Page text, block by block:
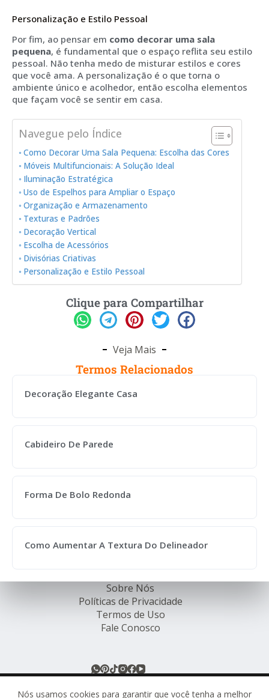
Nós usamos cookies para garantir que você tenha a melhor
Personalização e Estilo Pessoal
Por fim, ao pensar em como decorar uma sala
pequena, é fundamental que o espaço reflita seu estilo
pessoal. Não tenha medo de misturar estilos e cores
que você ama. A personalização é o que torna o
ambiente único e acolhedor, então escolha elementos
que façam você se sentir em casa.
Navegue pelo Índice
Como Decorar Uma Sala Pequena: Escolha das Cores
Móveis Multifuncionais: A Solução Ideal
Iluminação Estratégica
Uso de Espelhos para Ampliar o Espaço
Organização e Armazenamento
Texturas e Padrões
Decoração Vertical
Escolha de Acessórios
Divisórias Criativas
Personalização e Estilo Pessoal
Clique para Compartilhar
Veja Mais
Termos Relacionados
Decoração Elegante Casa
Cabideiro De Parede
Forma De Bolo Redonda
Como Aumentar A Textura Do Delineador
Sobre Nós
Políticas de Privacidade
Termos de Uso
Fale Conosco
© Rede de Ofertas Online - TODOS OS DIREITOS
RESERVADOS.